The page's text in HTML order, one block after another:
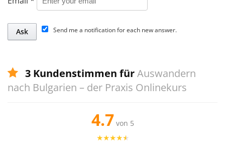
Send me a notification for each new answer.
3 Kundenstimmen fürAuswandern
nach Bulgarien – der Praxis Onlinekurs
4.7 von 5
★★★★★